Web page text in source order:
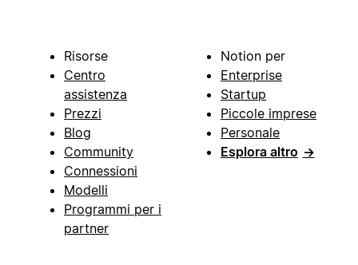
Risorse
Centro
assistenza
Prezzi
Blog
Community
Connessioni
Modelli
Programmi per i
partner
Notion per
Enterprise
Startup
Piccole imprese
Personale
Esplora altro →